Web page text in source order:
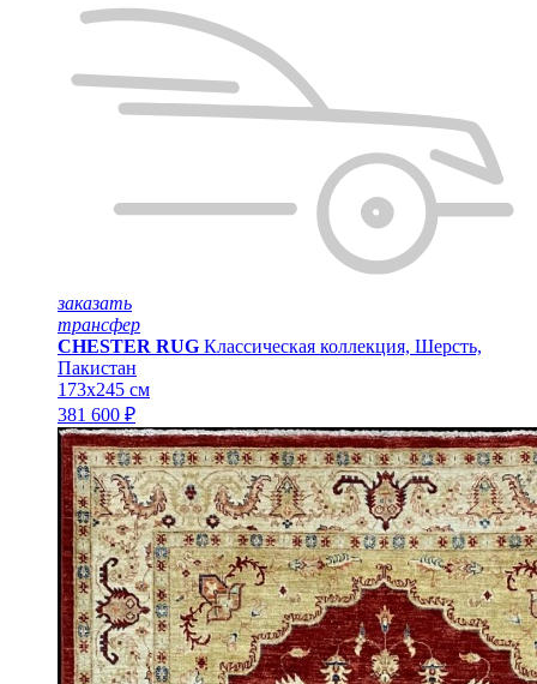
заказать
трансфер
CHESTER RUG Классическая коллекция, Шерсть,
Пакистан
173x245 см
381 600 ₽